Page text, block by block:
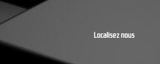
Localisez nous